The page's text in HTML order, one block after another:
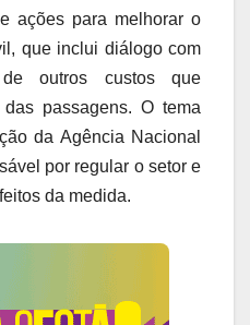
ações para melhorar o
que inclui diálogo com
outros custos que
passagens. O tema
da Agência Nacional
por regular o setor e
da medida.